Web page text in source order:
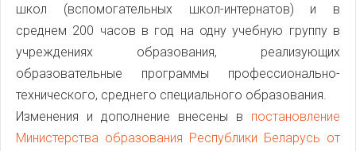
школ (вспомогательных школ-интернатов) и в
среднем 200 часов в год на одну учебную группу в
учреждениях образования, реализующих
образовательные программы профессионально-
технического, среднего специального образования.
Изменения и дополнение внесены в постановление
Министерства образования Республики Беларусь от